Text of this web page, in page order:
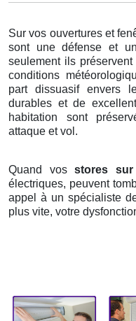
Sur vos ouvertures et
sont une défense et
seulement ils
conditions
part dissuasif envers
durables et de
habitation sont
attaque et vol.
Quand vosstores sur
électriques, peuvent
appel à un spécialiste
plus vite, votre